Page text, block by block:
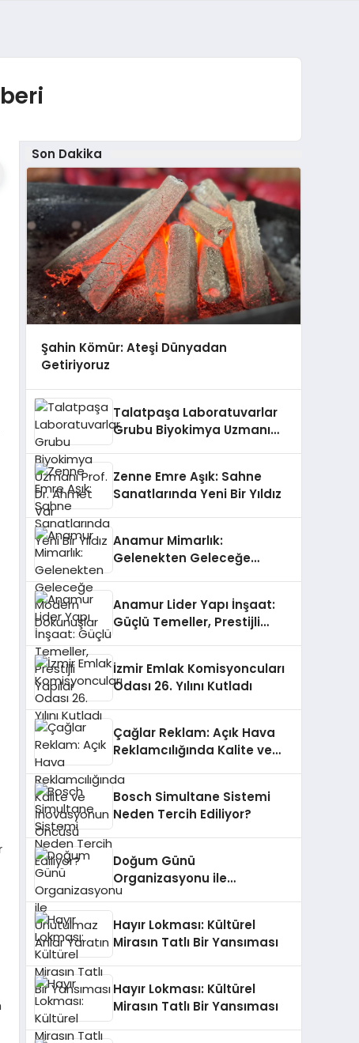
Son Dakika
Şahin Kömür: Ateşi Dünyadan
Getiriyoruz
Talatpaşa Laboratuvarlar
Grubu Biyokimya Uzmanı
Zenne Emre Aşık: Sahne
Sanatlarında Yeni Bir Yıldız
Anamur Mimarlık:
Gelenekten Geleceğe
Anamur Lider Yapı İnşaat:
Güçlü Temeller, Prestijli
İzmir Emlak Komisyoncuları
Odası 26. Yılını Kutladı
Çağlar Reklam: Açık Hava
Reklamcılığında Kalite ve
Bosch Simultane Sistemi
Neden Tercih Ediliyor?
Doğum Günü
Organizasyonu ile
Unutulmaz Anlar Yaratın
Hayır Lokması: Kültürel
Mirasın Tatlı Bir Yansıması
Hayır Lokması: Kültürel
Mirasın Tatlı Bir Yansıması